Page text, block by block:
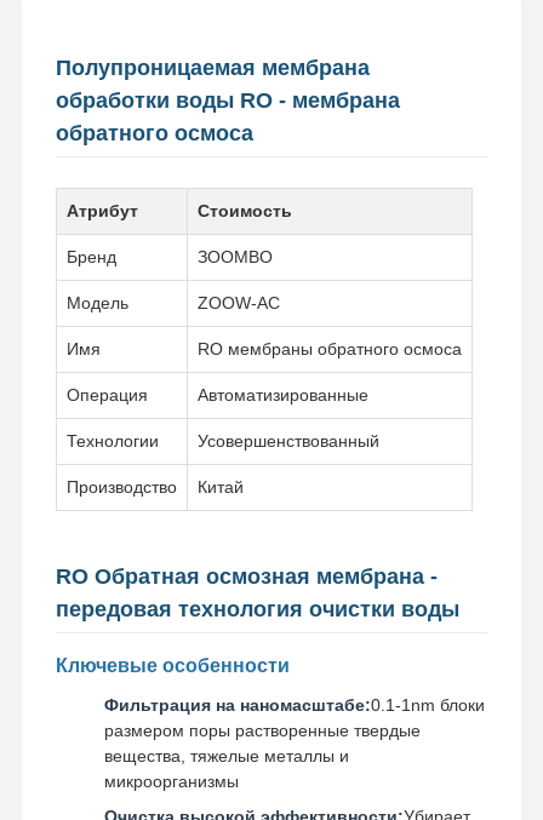
Полупроницаемая мембрана
обработки воды RO - мембрана
обратного осмоса
Атрибут Стоимость
Бренд ЗООМВО
Модель ZOOW-AC
Имя RO мембраны обратного осмоса
Операция Автоматизированные
Технологии Усовершенствованный
Производство Китай
RO Обратная осмозная мембрана -
передовая технология очистки воды
Ключевые особенности
Фильтрация на наномасштабе:0.1-1nm блоки
размером поры растворенные твердые
вещества, тяжелые металлы и
микроорганизмы